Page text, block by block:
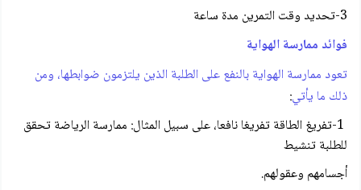
3-تحديد وقت التمرين مدة ساعة
فوائد ممارسة الهواية
تعود ممارسة الهواية بالنفع على الطلبة الذين يلتزمون ضوابطها، ومن
ذلك ما يأتي:
1-تفريغ الطاقة تفريغا نافعا، على سبيل المثال: ممارسة الرياضة تحقق
للطلبة تنشيط
أجسامهم وعقولهم.